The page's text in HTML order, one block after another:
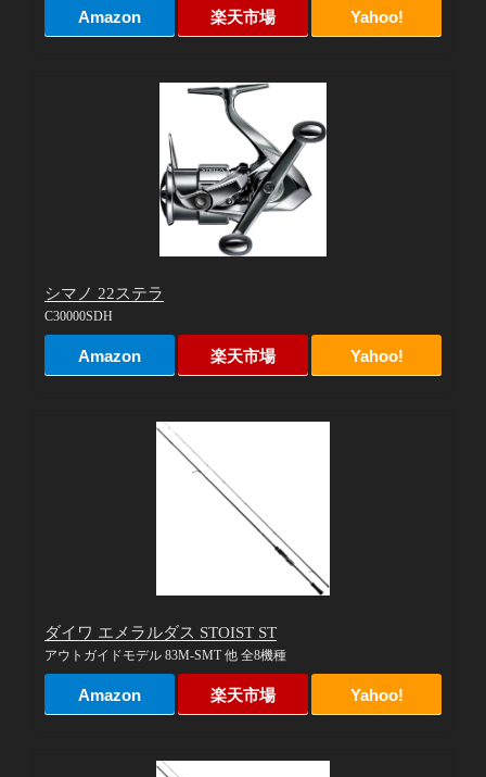
Amazon 楽天市場 Yahoo!
シマノ 22ステラ
C30000SDH
Amazon 楽天市場 Yahoo!
ダイワ エメラルダス STOIST ST
アウトガイドモデル 83M-SMT 他 全8機種
Amazon 楽天市場 Yahoo!